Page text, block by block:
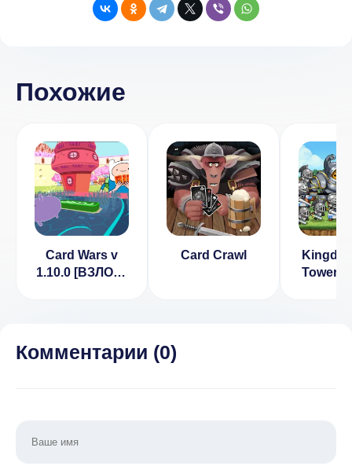
Похожие
Card Wars v
1.10.0 [ВЗЛОМ:
Card Crawl
Tower
Комментарии (0)